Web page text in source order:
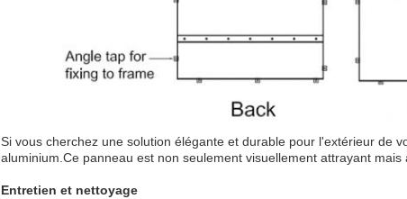
Si vous cherchez une solution élégante et durable pour l'extérieur de
aluminium.Ce panneau est non seulement visuellement attrayant mais
Entretien et nettoyage